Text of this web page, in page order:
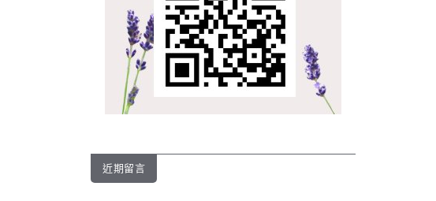
近期留言